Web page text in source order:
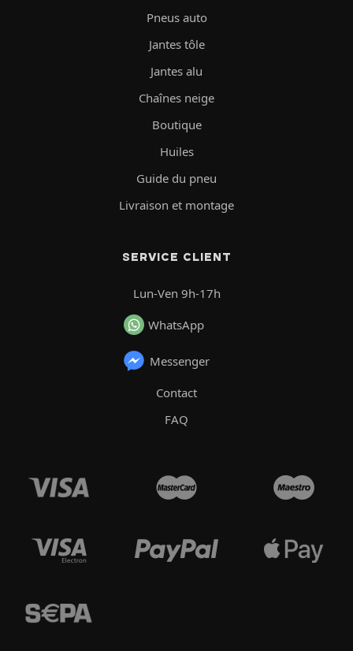
Pneus auto
Jantes tôle
Jantes alu
Chaînes neige
Boutique
Huiles
Guide du pneu
Livraison et montage
SERVICE CLIENT
Lun-Ven 9h-17h
WhatsApp
Messenger
Contact
FAQ